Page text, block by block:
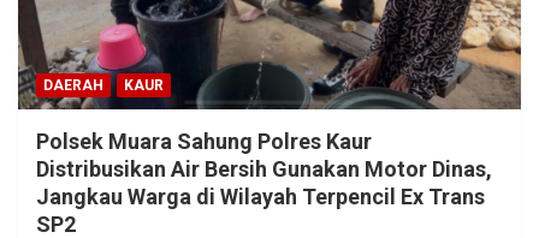
DAERAH KAUR
Polsek Muara Sahung Polres Kaur
Distribusikan Air Bersih Gunakan Motor Dinas,
Jangkau Warga di Wilayah Terpencil Ex Trans
SP2